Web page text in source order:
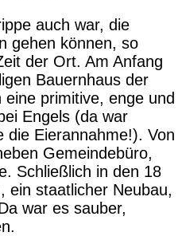
auch war, die
gehen können, so
der Ort. Am Anfang
Bauernhaus der
primitive, enge und
Engels (da war
die Eierannahme!). Von
Gemeindebüro,
Schließlich in den 18
ein staatlicher Neubau,
war es sauber,